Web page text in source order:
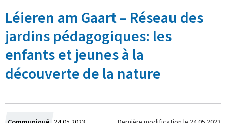
lLéieren am Gaart – Réseau des
jardins pédagogiques: les
enfants et jeunes à la
découverte de la nature